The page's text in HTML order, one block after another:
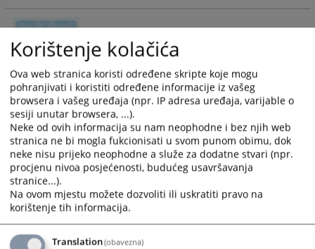
u BiH
Povjerljivo savjetovanje predstavlja preventivni i edukativni
mehanizam koji se provodi sa ciljem edukacije nosilaca
pravosudnih funkcija, prevencije neetičnog ponašanja,
rješavanja etičkih dilema te jačanja integriteta nosilaca
pravosudnih funkcija, pravosudnih institucija i pravosuđa u
cjelini.
10.06.2026.
Trogodišnji plan rada pravosuđa Brčko
distrikta BiH za period 2027-2029. godine
Korištenje kolačića
Ova web stranica koristi određene skripte koje mogu
pohranjivati i koristiti određene informacije iz vašeg
browsera i vašeg uređaja (npr. IP adresa uređaja, varijable o
sesiji unutar browsera, ...).
Neke od ovih informacija su nam neophodne i bez njih web
stranica ne bi mogla fukcionisati u svom punom obimu, dok
neke nisu prijeko neophodne a služe za dodatne stvari (npr.
procjenu nivoa posjećenosti, budućeg usavršavanja
stranice...).
Na ovom mjestu možete dozvoliti ili uskratiti pravo na
korištenje tih informacija.
Translation(obavezna)